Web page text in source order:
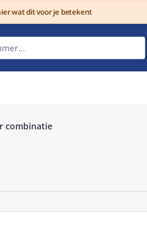
wat dit voor je betekent
combinatie